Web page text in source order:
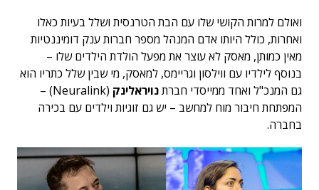
ואולם למרות הקושי שלו עם הבת הטרנסית ושלל בעיות כאלו
ואחרות, כולל היותו אדם המנהל מספר חברות ענק דומיננטיות
מאין כמותן, מאסק לא עוצר את מפעל הולדת הילדים שלו –
בנוסף לילדיו עם ווילסון וגריימס, למאסק, מי שבין שלל כתריו הוא
גם המנכ"ל ואחד ממייסדי חברתנויראלינק (Neuralink)
–
המפתחת חיבור מוח למחשב – יש גם זוגיות וילדים עם בכירה
בחברה.